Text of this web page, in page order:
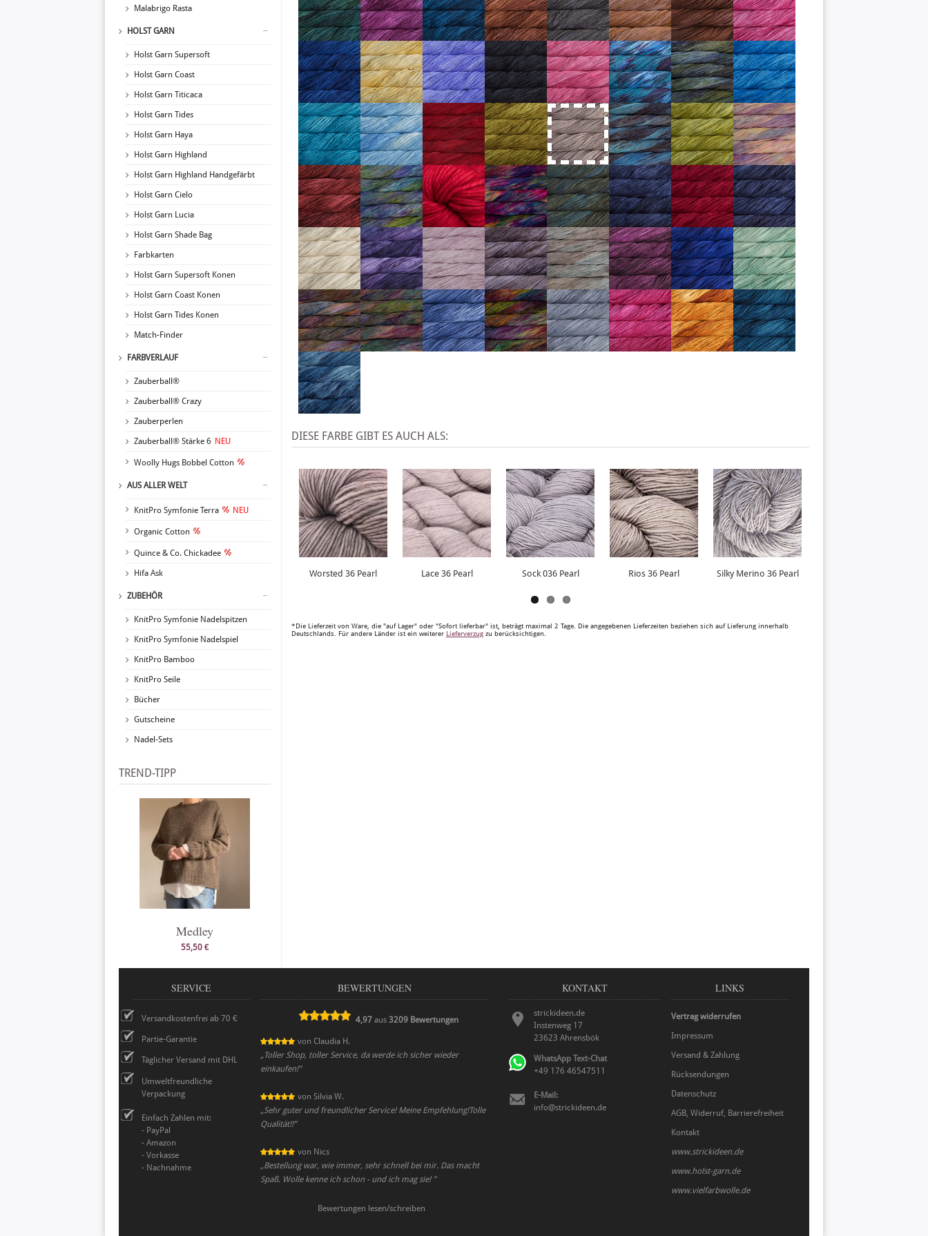
Malabrigo Rasta
HOLST GARN
Holst Garn Supersoft
Holst Garn Coast
Holst Garn Titicaca
Holst Garn Tides
Holst Garn Haya
Holst Garn Highland
Holst Garn Highland Handgefärbt
Holst Garn Cielo
Holst Garn Lucia
Holst Garn Shade Bag
Farbkarten
Holst Garn Supersoft Konen
Holst Garn Coast Konen
Holst Garn Tides Konen
Match-Finder
FARBVERLAUF
Zauberball®
Zauberball® Crazy
Zauberperlen
Zauberball® Stärke 6 NEU
Woolly Hugs Bobbel Cotton
AUS ALLER WELT
KnitPro Symfonie Terra NEU
Organic Cotton
Quince & Co. Chickadee
Hifa Ask
ZUBEHÖR
KnitPro Symfonie Nadelspitzen
KnitPro Symfonie Nadelspiel
KnitPro Bamboo
KnitPro Seile
Bücher
Gutscheine
Nadel-Sets
TREND-TIPP
Medley
55,50 €
DIESE FARBE GIBT ES AUCH ALS:
Worsted 36 Pearl Lace 36 Pearl Sock 036 Pearl Rios 36 Pearl Silky Merino 36 Pearl
*Die Lieferzeit von Ware, die "auf Lager" oder "Sofort lieferbar" ist, beträgt maximal 2 Tage. Die angegebenen Lieferzeiten beziehen sich auf Lieferung innerhalb
Deutschlands. Für andere Länder ist ein weiterer Lieferverzug zu berücksichtigen.
SERVICE
Versandkostenfrei ab 70 €
Partie-Garantie
Täglicher Versand mit DHL
Umweltfreundliche
Verpackung
Einfach Zahlen mit:
- PayPal
- Amazon
- Vorkasse
- Nachnahme
BEWERTUNGEN
4,97 aus3209 Bewertungen
von Claudia H.
„Toller Shop, toller Service, da werde ich sicher wieder
einkaufen!”
von Silvia W.
„Sehr guter und freundlicher Service! Meine Empfehlung!Tolle
Qualität!!”
von Nics
„Bestellung war, wie immer, sehr schnell bei mir. Das macht
Spaß. Wolle kenne ich schon - und ich mag sie! ”
Bewertungen lesen/schreiben
KONTAKT
strickideen.de
Instenweg 17
23623 Ahrensbök
WhatsApp Text-Chat
+49 176 46547511
E-Mail:
info@strickideen.de
LINKS
Vertrag widerrufen
Impressum
Versand & Zahlung
Rücksendungen
Datenschutz
AGB, Widerruf, Barrierefreiheit
Kontakt
www.strickideen.de
www.holst-garn.de
www.vielfarbwolle.de